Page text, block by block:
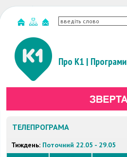
Про К1 | Програми
ТЕЛЕПРОГРАМА
Тиждень: Поточний 22.05 - 29.05